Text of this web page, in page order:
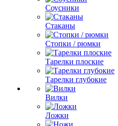
Соусники
Стаканы
Стопки / рюмки
Тарелки плоские
Тарелки глубокие
Вилки
Ложки